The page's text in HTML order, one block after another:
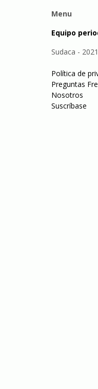
Menu
Equipo
Sudaca -
Política de
Preguntas
Nosotros
Suscríbase